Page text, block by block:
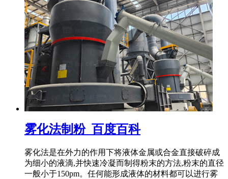
雾化法制粉_百度百科
雾化法是在外力的作用下将液体金属或合金直接破碎成
为细小的液滴,并快速冷凝而制得粉末的方法,粉末的直径
一般小于150pm。任何能形成液体的材料都可以进行雾